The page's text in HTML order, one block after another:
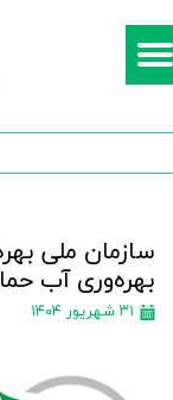
حساب کاربری من
سازمان ملی
بهره‌وری آب
۳۱ شهریور ۱۴۰۴